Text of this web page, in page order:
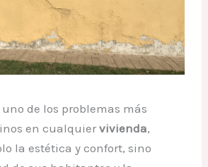
de los problemas más
en cualquiervivienda,
la estética y confort, sino